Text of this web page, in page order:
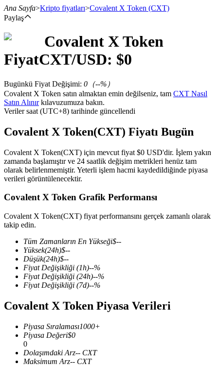
Vadeli İşlemler
Teminat olarak USDT kullanan vadeli işlemler
COIN-M Vadeli İşlemleri
Kripto Para Vadeli İşlemleri
Hisse senetleri, döviz, değerli metaller ve emtia türevleri
Ana Sayfa>Kripto fiyatları>Covalent X Token (CXT)
Paylaş
Covalent X Token
FiyatCXT/USD: $0
Bugünkü Fiyat Değişimi: 0 （--%）
Covalent X Token satın almaktan emin değilseniz, tam CXT Nasıl
Satın Alınırkılavuzumuza bakın.
Veriler saat (UTC+8) tarihinde güncellendi
Covalent X Token(CXT) Fiyatı Bugün
Covalent X Token(CXT) için mevcut fiyat $0 USD'dir. İşlem yakın
zamanda başlamıştır ve 24 saatlik değişim metrikleri henüz tam
olarak belirlenmemiştir. Yeterli işlem hacmi kaydedildiğinde piyasa
verileri görüntülenecektir.
Covalent X Token Grafik Performansı
Covalent X Token(CXT) fiyat performansını gerçek zamanlı olarak
takip edin.
Tüm Zamanların En Yükseği$--
Yüksek(24h)$--
Düşük(24h)$--
Fiyat Değişikliği (1h)--%
Fiyat Değişikliği (24h)--%
Fiyat Değişikliği (7d)--%
Covalent X Token Piyasa Verileri
Piyasa Sıralaması1000+
Piyasa Değeri$0
0
Dolaşımdaki Arz-- CXT
Maksimum Arz-- CXT